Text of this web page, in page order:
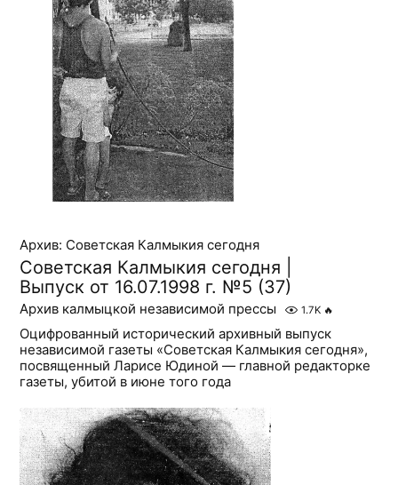
Архив: Советская Калмыкия сегодня
Советская Калмыкия сегодня |
Выпуск от 16.07.1998 г. №5 (37)
Архив калмыцкой независимой прессы 1.7K 🔥
Оцифрованный исторический архивный выпуск
независимой газеты «Советская Калмыкия сегодня»,
посвященный Ларисе Юдиной — главной редакторке
газеты, убитой в июне того года